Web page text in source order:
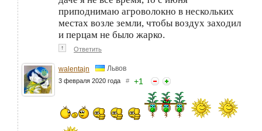
приподнимаю агроволокно в нескольких
местах возле земли, чтобы воздух заходил
и перцам не было жарко.
↑ Ответить
walentajn Львов
3 февраля 2020 года # +1